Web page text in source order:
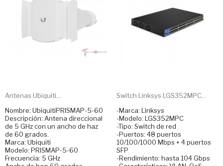
Antenas Ubiquiti...
Nombre: UbiquitiPRISMAP-5-60
Descripción: Antena direccional
de 5 GHz con un ancho de haz
de 60 grados.
Marca: Ubiquiti
Modelo: PRISMAP-5-60
Frecuencia: 5 GHz
Switch Linksys LGS352MPC...
-Marca: Linksys
-Modelo: LGS352MPC
-Tipo: Switch de red
-Puertos: 48 puertos
10/100/1000 Mbps + 4 puertos
SFP
-Rendimiento: hasta 104 Gbps